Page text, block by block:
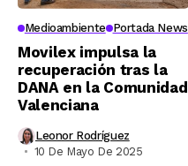
Medioambiente Portada News
Movilex impulsa la
recuperación tras la
DANA en la Comunidad
Valenciana
Leonor Rodríguez
10 De Mayo De 2025